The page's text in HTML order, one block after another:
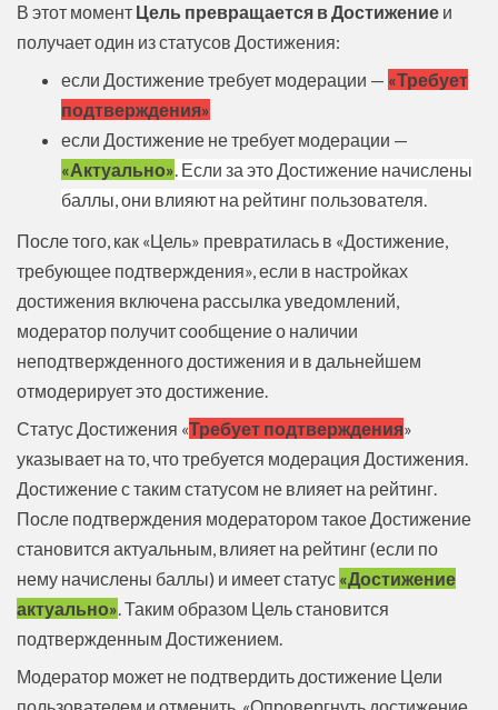
В этот момент Цель превращается в Достижение и
получает один из статусов Достижения:
если Достижение требует модерации — «Требует
подтверждения»
если Достижение не требует модерации —
«Актуально». Если за это Достижение начислены
баллы, они влияют на рейтинг пользователя.
После того, как «Цель» превратилась в «Достижение,
требующее подтверждения», если в настройках
достижения включена рассылка уведомлений,
модератор получит сообщение о наличии
неподтвержденного достижения и в дальнейшем
отмодерирует это достижение.
Статус Достижения «Требует подтверждения»
указывает на то, что требуется модерация Достижения.
Достижение с таким статусом не влияет на рейтинг.
После подтверждения модератором такое Достижение
становится актуальным, влияет на рейтинг (если по
нему начислены баллы) и имеет статус «Достижение
актуально». Таким образом Цель становится
подтвержденным Достижением.
Модератор может не подтвердить достижение Цели